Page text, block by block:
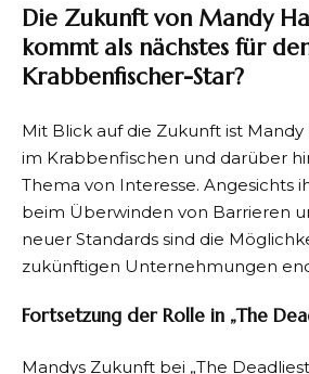
Die Zukunft von Mandy
kommt als nächstes für
Krabbenfischer-Star?
Mit Blick auf die Zukunft ist
im Krabbenfischen und darüber
Thema von Interesse. Angesichts
beim Überwinden von Barrieren
neuer Standards sind die
zukünftigen Unternehmungen
Fortsetzung der Rolle in „The
Mandys Zukunft bei „The